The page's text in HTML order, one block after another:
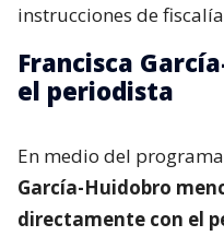
instrucciones de
Francisca
el periodista
En medio del
García-Huidobro
directamente con el